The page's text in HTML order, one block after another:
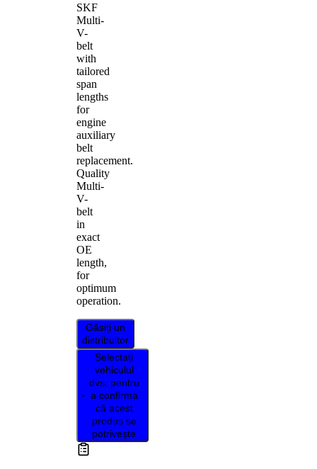
SKF
Multi-
V-
belt
with
tailored
span
lengths
for
engine
auxiliary
belt
replacement.
Quality
Multi-
V-
belt
in
exact
OE
length,
for
optimum
operation.
Găsiți un
distribuitor
Selectați
vehiculul
dvs. pentru
a confirma
că acest
produs se
potrivește